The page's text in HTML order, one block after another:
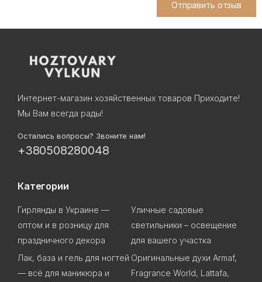
Отправить отзыв
Интернет-магазин хозяйственных товаров Приходите!
Мы Вам всегда рады!
Остались вопросы? Звоните нам!
+380508280048
Категории
Гирлянды в Украине —
оптом и в розницу для
праздничного декора
Уличные садовые
светильники – освещение
для вашего участка
Лак, база и гель для ногтей
— всё для маникюра и
Оригинальные духи Armaf,
Fragrance World, Lattafa,